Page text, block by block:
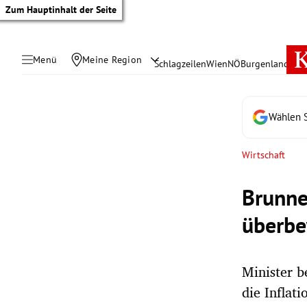
Zum Hauptinhalt der Seite
Menü Meine Region SchlagzeilenWienNÖBurgenland
Wählen
Wirtschaft
Minister
die